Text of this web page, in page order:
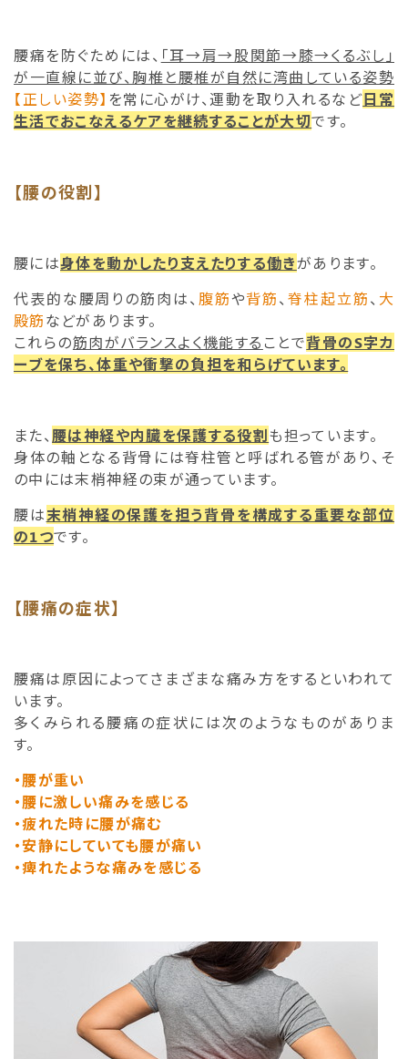
腰痛を防ぐためには、 「耳→肩→股関節→膝→くるぶし」
が一直線に並び、胸椎と腰椎が自然に湾曲している姿勢
【正しい姿勢】 を常に心がけ、運動を取り入れるなど日常
生活でおこなえるケアを継続することが大切です。
【腰の役割】
腰には身体を動かしたり支えたりする働きがあります。
代表的な腰周りの筋肉は、 腹筋や背筋、脊柱起立筋、 大
殿筋などがあります。
これらの筋肉がバランスよく機能する ことで背骨のS字カ
ーブを保ち、体重や衝撃の負担を和らげています。
また、腰は神経や内臓を保護する役割も担っています。
身体の軸となる背骨には脊柱管と呼ばれる管があり、そ
の中には末梢神経の束が通っています。
腰は末梢神経の保護を担う背骨を構成する重要な部位
の1つです。
【腰痛の症状】
腰痛は原因によってさまざまな痛み方をするといわれて
います。
多くみられる腰痛の症状には次のようなものがありま
す。
・腰が重い
・腰に激しい痛みを感じる
・疲れた時に腰が痛む
・安静にしていても腰が痛い
・痺れたような痛みを感じる